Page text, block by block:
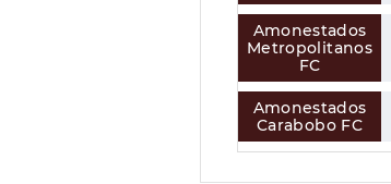
Amonestados
Metropolitanos
FC
Amonestados
Carabobo FC